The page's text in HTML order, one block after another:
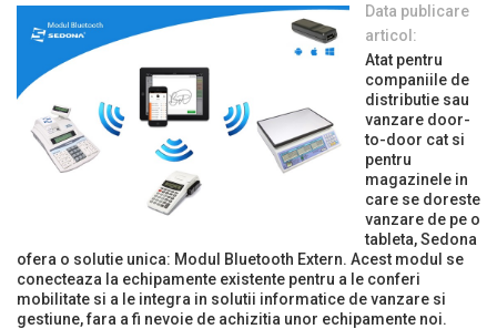
Data publicare
articol:
Atat pentru
companiile de
distributie sau
vanzare door-
to-door cat si
pentru
magazinele in
care se doreste
vanzare de pe o
tableta, Sedona
ofera o solutie unica: Modul Bluetooth Extern. Acest modul se
conecteaza la echipamente existente pentru a le conferi
mobilitate si a le integra in solutii informatice de vanzare si
gestiune, fara a fi nevoie de achizitia unor echipamente noi.